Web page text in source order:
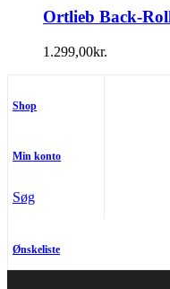
Ortlieb Back-
1.299,00kr.
Shop
Min konto
Søg
Ønskeliste